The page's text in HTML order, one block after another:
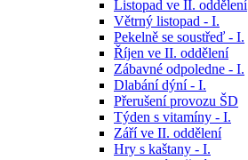
Listopad ve II. oddělení
Větrný listopad - I.
Pekelně se soustřeď - I.
Říjen ve II. oddělení
Zábavné odpoledne - I.
Dlabání dýní - I.
Přerušení provozu ŠD
Týden s vitamíny - I.
Září ve II. oddělení
Hry s kaštany - I.